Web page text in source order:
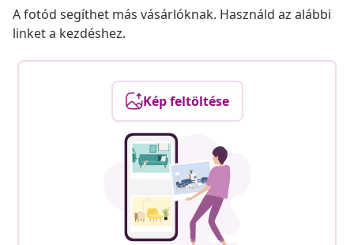
A fotód segíthet más vásárlóknak. Használd az alábbi
linket a kezdéshez.
Kép feltöltése